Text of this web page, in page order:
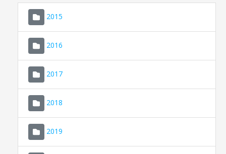
2015
2016
2017
2018
2019